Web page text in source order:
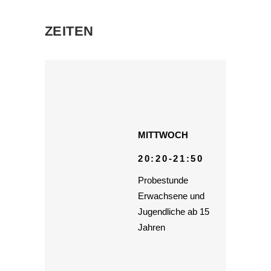
ZEITEN
MITTWOCH
20:20-21:50
Probestunde
Erwachsene und
Jugendliche ab 15
Jahren